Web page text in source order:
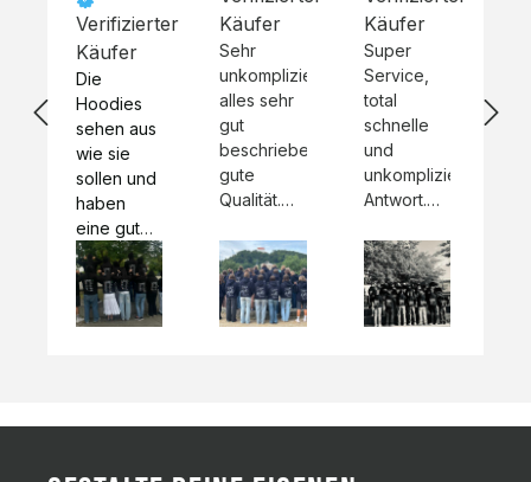
Verifizierter
Käufer
Die
Hoodies
sehen aus
wie sie
sollen und
haben
eine gute
Qualität.
Es gab
beim
Probepaket
die aber
dank des
Käufer
Sehr
unkompliziert,
alles sehr
gut
beschrieben,
gute
Qualität.
eigenen
Wünsche
wurden
schnell
Käufer
Super
Service,
total
schnelle
und
unkomplizierte
Antwort.
haben
eine super
Qualität
und wir
zufrieden!